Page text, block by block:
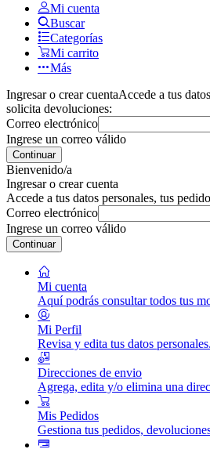
Mi cuenta
Buscar
Categorías
Mi carrito
Más
Ingresar o crear cuentaAccede a tus
solicita devoluciones:
Correo electrónico
Ingrese un correo válido
Continuar
Bienvenido/a
Ingresar o crear cuenta
Accede a tus datos personales, tus
Correo electrónico
Ingrese un correo válido
Continuar
Mi cuenta
Aquí podrás consultar todos tus
Mi Perfil
Revisa y edita tus datos personales.
Direcciones de envio
Agrega, edita y/o elimina una
Mis Pedidos
Gestiona tus pedidos,